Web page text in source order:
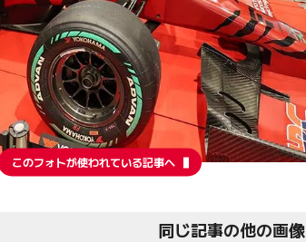
このフォトが使われている記事へ
同じ記事の他の画像